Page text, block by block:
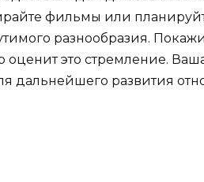
фильмы или
разнообразия.
оценит это стремление.
дальнейшего развития